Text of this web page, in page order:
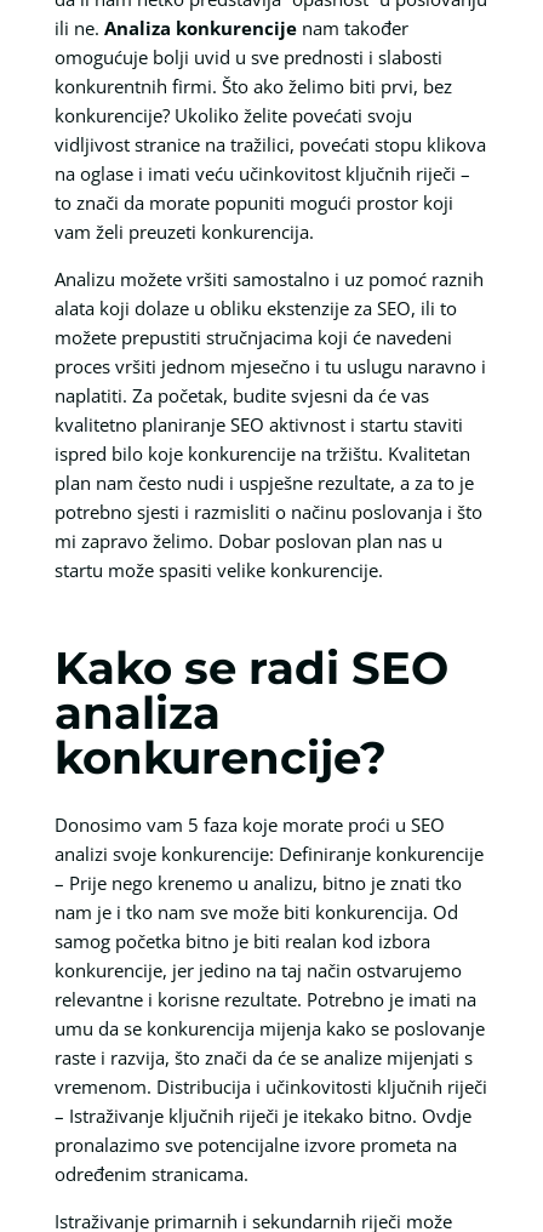
ili ne. Analiza konkurencijenam također
omogućuje bolji uvid u sve prednosti i slabosti
konkurentnih firmi. Što ako želimo biti prvi, bez
konkurencije? Ukoliko želite povećati svoju
vidljivost stranice na tražilici, povećati stopu klikova
na oglase i imati veću učinkovitost ključnih riječi –
to znači da morate popuniti mogući prostor koji
vam želi preuzeti konkurencija.
Analizu možete vršiti samostalno i uz pomoć raznih
alata koji dolaze u obliku ekstenzije za SEO, ili to
možete prepustiti stručnjacima koji će navedeni
proces vršiti jednom mjesečno i tu uslugu naravno i
naplatiti. Za početak, budite svjesni da će vas
kvalitetno planiranje SEO aktivnost i startu staviti
ispred bilo koje konkurencije na tržištu. Kvalitetan
plan nam često nudi i uspješne rezultate, a za to je
potrebno sjesti i razmisliti o načinu poslovanja i što
mi zapravo želimo. Dobar poslovan plan nas u
startu može spasiti velike konkurencije.
Kako se radi SEO
analiza
konkurencije?
Donosimo vam 5 faza koje morate proći u SEO
analizi svoje konkurencije: Definiranje konkurencije
– Prije nego krenemo u analizu, bitno je znati tko
nam je i tko nam sve može biti konkurencija. Od
samog početka bitno je biti realan kod izbora
konkurencije, jer jedino na taj način ostvarujemo
relevantne i korisne rezultate. Potrebno je imati na
umu da se konkurencija mijenja kako se poslovanje
raste i razvija, što znači da će se analize mijenjati s
vremenom. Distribucija i učinkovitosti ključnih riječi
– Istraživanje ključnih riječi je itekako bitno. Ovdje
pronalazimo sve potencijalne izvore prometa na
određenim stranicama.
Istraživanje primarnih i sekundarnih riječi može